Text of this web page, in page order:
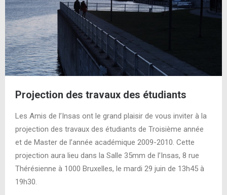
Projection des travaux des étudiants
Les Amis de l’Insas ont le grand plaisir de vous inviter à la
projection des travaux des étudiants de Troisième année
et de Master de l’année académique 2009-2010. Cette
projection aura lieu dans la Salle 35mm de l’Insas, 8 rue
Thérésienne à 1000 Bruxelles, le mardi 29 juin de 13h45 à
19h30.